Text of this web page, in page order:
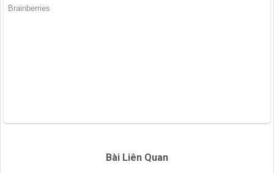
Bài Liên Quan